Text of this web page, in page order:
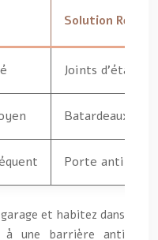
Solution
Joints
Batardeaux,
Porte anti-
et habitez dans
à une barrière anti